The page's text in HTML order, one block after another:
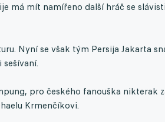
má mít namířeno další hráč se
Nyní se však tým Persija Jakarta
pro českého fanouška nikterak
Krmenčíkovi.